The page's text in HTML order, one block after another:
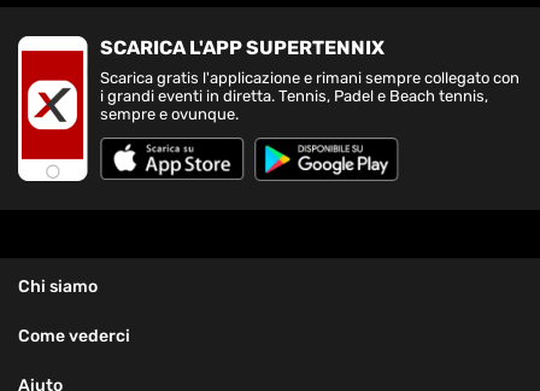
SCARICA L'APP SUPERTENNIX
Scarica gratis l'applicazione e rimani sempre collegato con
i grandi eventi in diretta. Tennis, Padel e Beach tennis,
sempre e ovunque.
Chi siamo
Come vederci
Aiuto